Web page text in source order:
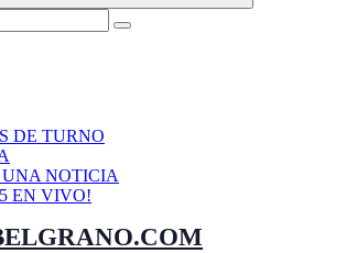
DE TURNO
NOTICIA
EN VIVO!